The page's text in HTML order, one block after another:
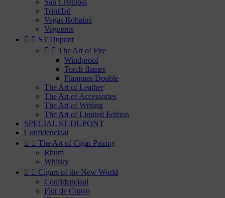
San Cristobal
Trinidad
Vegas Robaina
Vegueros
  ST Dupont
  The Art of Fire
Windproof
Torch flames
Flammes Double
The Art of Leather
The Art of Accessories
The Art of Writing
The Art of Limited Edition
SPECIAL ST DUPONT
Confidenciaal
  The Art of Cigar Pairing
Rhum
Whisky
  Cigars of the New World
Confidenciaal
Flor de Copan